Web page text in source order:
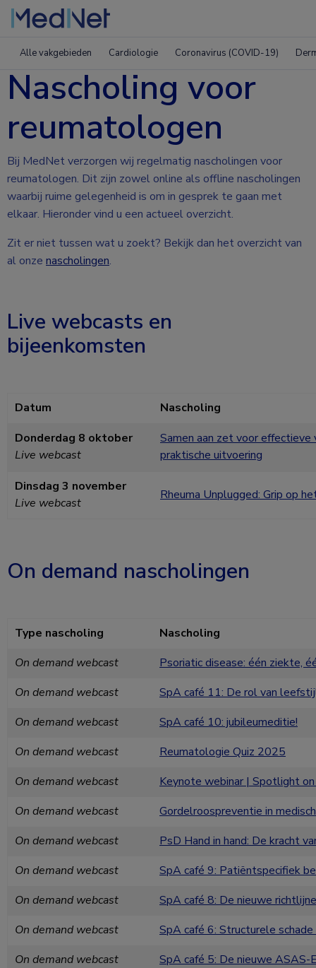
Alle vakgebieden Cardiologie Coronavirus (COVID-19)
Nascholing voor
reumatologen
Bij MedNet verzorgen wij regelmatig nascholingen voor
reumatologen. Dit zijn zowel online als offline nascholingen
waarbij ruime gelegenheid is om in gesprek te gaan met
elkaar. Hieronder vind u een actueel overzicht.
Zit er niet tussen wat u zoekt? Bekijk dan het overzicht van
al onze nascholingen.
Live webcasts en
bijeenkomsten
Datum
Nascholing
Donderdag 8 oktober
Live webcast
Samen aan zet voor
praktische uitvoering
Dinsdag 3 november
Live webcast
Rheuma Unplugged: Grip op
On demand nascholingen
Type nascholing
Nascholing
On demand webcast
Psoriatic disease: één ziekte,
On demand webcast
SpA café 11: De rol van
On demand webcast
SpA café 10: jubileumeditie!
On demand webcast
Reumatologie Quiz 2025
On demand webcast
Keynote webinar | Spotlight on
On demand webcast
Gordelroospreventie in
On demand webcast
PsD Hand in hand: De kracht
On demand webcast
SpA café 9: Patiëntspecifiek
On demand webcast
SpA café 8: De nieuwe
On demand webcast
SpA café 6: Structurele
On demand webcast
SpA café 5: De nieuwe ASAS-